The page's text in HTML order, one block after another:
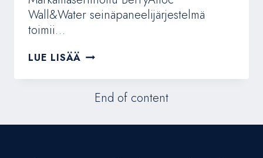
Wall&Water seinäpaneelijärjestelmä
toimii…
LUE LISÄÄ UUSI
SEINÄPANEELI
MÄRKÄTILOIHIN
End of content